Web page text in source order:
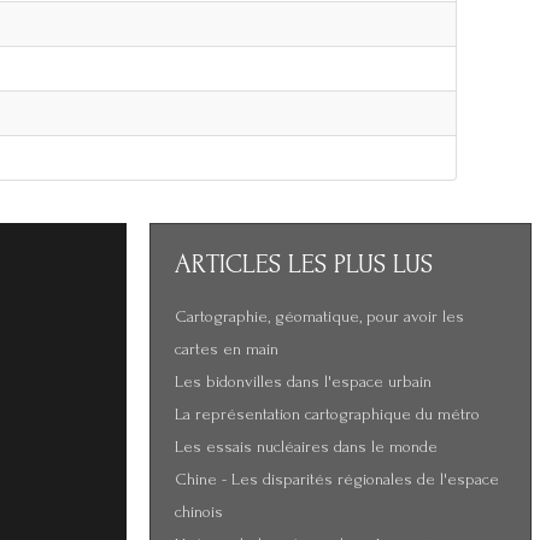
ARTICLES LES PLUS LUS
Cartographie, géomatique, pour avoir les
cartes en main
Les bidonvilles dans l'espace urbain
La représentation cartographique du métro
Les essais nucléaires dans le monde
Chine - Les disparités régionales de l'espace
chinois